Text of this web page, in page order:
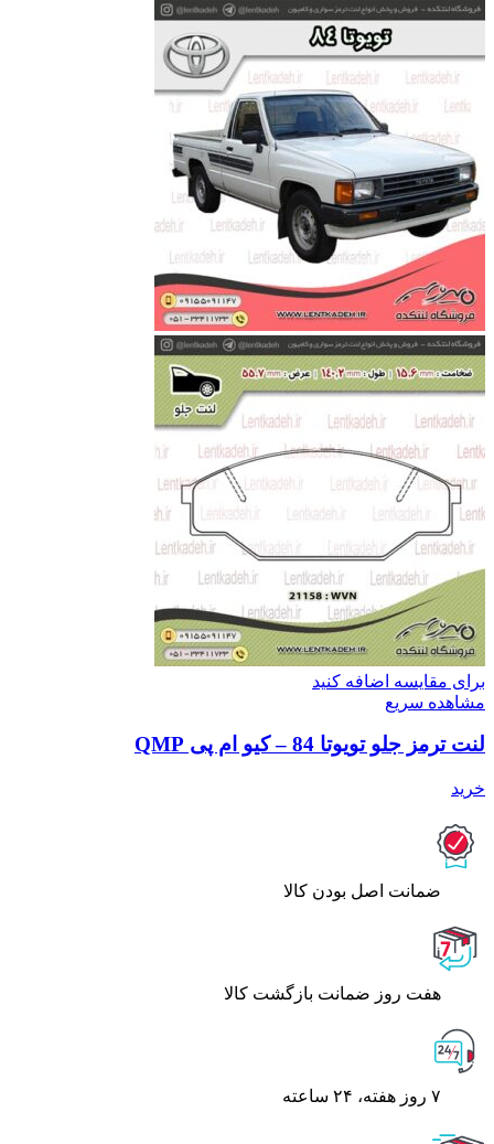
برای مقایسه اضافه کنید
مشاهده سریع
لنت ترمز جلو تویوتا 84 – کیو ام پی QMP
خرید
ﺿﻤﺎﻧﺖ اﺻﻞ ﺑﻮدن ﮐﺎﻟﺎ
هفت روز ضمانت بازگشت کالا
۷ روز ﻫﻔﺘﻪ، ۲۴ ﺳﺎﻋﺘﻪ